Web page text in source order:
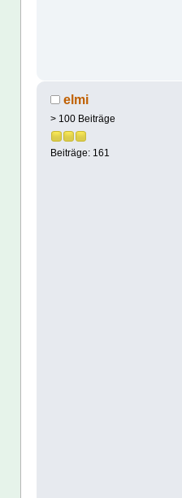
elmi
> 100 Beiträge
Beiträge: 161